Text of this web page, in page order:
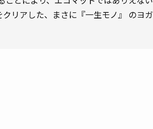
リアした、まさに『一生モノ』 のヨガ